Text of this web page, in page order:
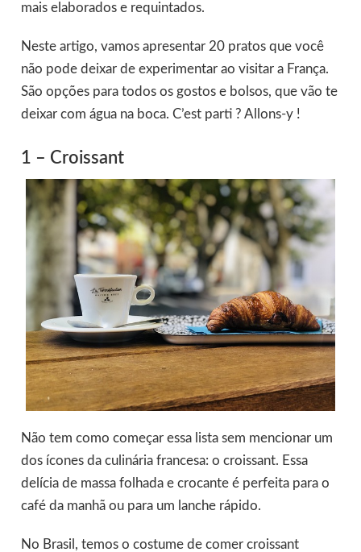
mais elaborados e requintados.
Neste artigo, vamos apresentar 20 pratos que você
não pode deixar de experimentar ao visitar a França.
São opções para todos os gostos e bolsos, que vão te
deixar com água na boca. C’est parti ? Allons-y !
1 – Croissant
Não tem como começar essa lista sem mencionar um
dos ícones da culinária francesa: o croissant. Essa
delícia de massa folhada e crocante é perfeita para o
café da manhã ou para um lanche rápido.
No Brasil, temos o costume de comer croissant